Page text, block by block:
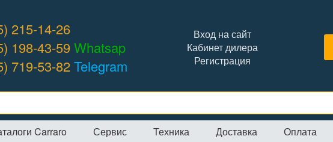
215-14-26
198-43-59Whatsap
719-53-82Telegram
Вход на сайт
Кабинет дилера
Регистрация
Carraro Сервис Техника Доставка Оплата
→Интернет-магазин →CARRARO Крестовины 1097531 крестовина вала